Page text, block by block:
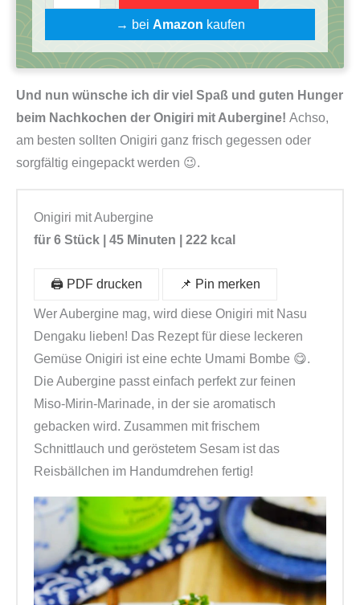
n
g
r
i
K
o
h
b
c
e
n
s
→ bei Amazon kaufen
Und nun wünsche ich dir viel Spaß und guten Hunger
beim Nachkochen der Onigiri mit Aubergine! Achso,
am besten sollten Onigiri ganz frisch gegessen oder
sorgfältig eingepackt werden 😉.
Onigiri mit Aubergine
für 6 Stück | 45 Minuten | 222 kcal
🖨️ PDF drucken 📌 Pin merken
Wer Aubergine mag, wird diese Onigiri mit Nasu
Dengaku lieben! Das Rezept für diese leckeren
Gemüse Onigiri ist eine echte Umami Bombe 😋.
Die Aubergine passt einfach perfekt zur feinen
Miso-Mirin-Marinade, in der sie aromatisch
gebacken wird. Zusammen mit frischem
Schnittlauch und geröstetem Sesam ist das
Reisbällchen im Handumdrehen fertig!